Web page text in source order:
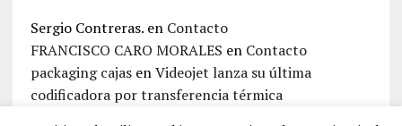
Sergio Contreras.en Contacto
FRANCISCO CARO MORALES en Contacto
packaging cajasenVideojet lanza su última
codificadora por transferencia térmica